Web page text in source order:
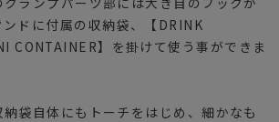
ドに付属の収納袋、【DRINK
CONTAINER】を掛けて使う事ができま
袋自体にもトーチをはじめ、細かなも